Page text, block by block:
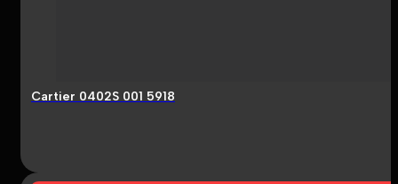
Cartier 0402S 001 5918